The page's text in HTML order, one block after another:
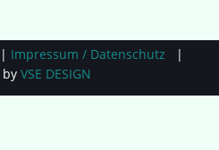
| Impressum / Datenschutz |
by VSE DESIGN